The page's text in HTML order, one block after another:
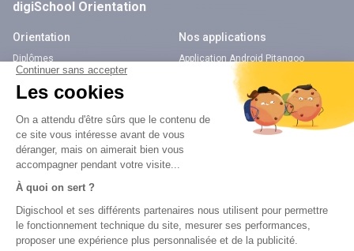
digiSchool Orientation
Orientation
Diplômes
Métiers
Écoles
Nos applications
Application Android Pitangoo
Application iOS Pitangoo
Notre chaîne Youtube
Chaîne Youtube Orientation
digiSchool Code
Code auto Code moto